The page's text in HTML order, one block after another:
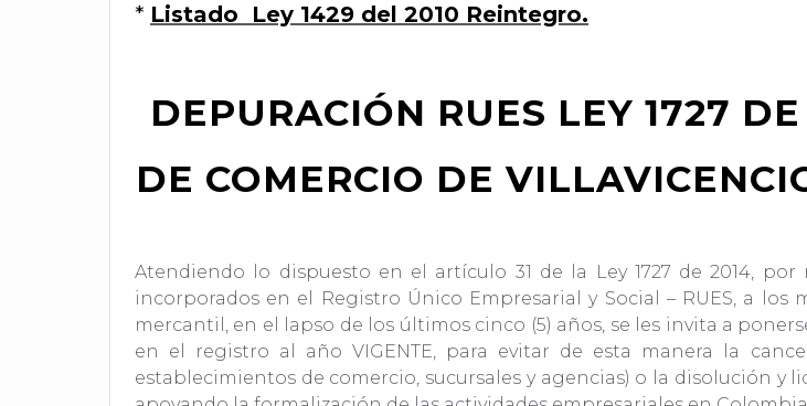
* Listado Ley 1429 del 2010 Reintegro.
DEPURACIÓN RUES LEY 1727
DE COMERCIO DE
Atendiendo lo dispuesto en el artículo 31 de la Ley 1727 de 2014,
incorporados en el Registro Único Empresarial y Social – RUES, a
mercantil, en el lapso de los últimos cinco (5) años, se les invita a
en el registro al año VIGENTE, para evitar de esta manera la
establecimientos de comercio, sucursales y agencias) o la disolución